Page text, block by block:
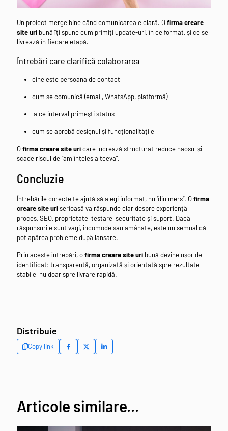
Un proiect merge bine când comunicarea e clară. Ofirma creare
site uri bună îți spune cum primiți update-uri, în ce format, și ce se
livrează în fiecare etapă.
Întrebări care clarifică colaborarea
cine este persoana de contact
cum se comunică (email, WhatsApp, platformă)
la ce interval primești status
cum se aprobă designul și funcționalitățile
Ofirma creare site uricare lucrează structurat reduce haosul și
scade riscul de “am înțeles altceva”.
Concluzie
Întrebările corecte te ajută să alegi informat, nu “din mers”. Ofirma
creare site uriserioasă va răspunde clar despre experiență,
proces, SEO, proprietate, testare, securitate și suport. Dacă
răspunsurile sunt vagi, incomode sau amânate, este un semnal că
pot apărea probleme după lansare.
Prin aceste întrebări, ofirma creare site uri bună devine ușor de
identificat: transparentă, organizată și orientată spre rezultate
stabile, nu doar spre livrare rapidă.
Distribuie
Copy link
Articole similare...